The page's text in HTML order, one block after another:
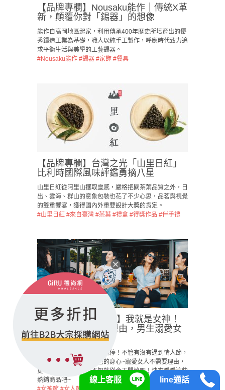
【品牌專欄】Nousaku能作｜傳統X革
新，顛覆你對「錫器」的想像
能作自高岡地區起家，利用傳承400年歴史所培育出的優
秀鑄造工業為基礎，職人以純手工製作，呼應時代致力追
求平衡生活與美學的工藝錫器。
#Nousaku能作 #錫器 #家飾 #餐具
【品牌專欄】台灣之光「山里日紅」
比利時國際風味評鑑勇摘八星
山里日紅從阿里山攫取靈感，嚴格把關茶葉品質之外，日
出、雲海、群山的意象包裝也花了不少心思，品茗與視覺
的雙重饗宴，獲得國內外重要設計大獎的肯定。
#山里日紅 #來自臺灣 #茶葉 #禮盒 #得獎作品 #伴手禮
【2026 女神節降臨 】我就是女神！
女生寵愛自己不需理由，男生溺愛女
神不要囉嗦！
雖然情人節過了，但愛不能停！不管有沒有過到情人節，
平時也要好好的呵護自己的身心~寵愛女人不需要理由，
更不需要特別日子，不如就從今天開始吧！快來看看這些
熱銷商品吧~
線上客服 line通話